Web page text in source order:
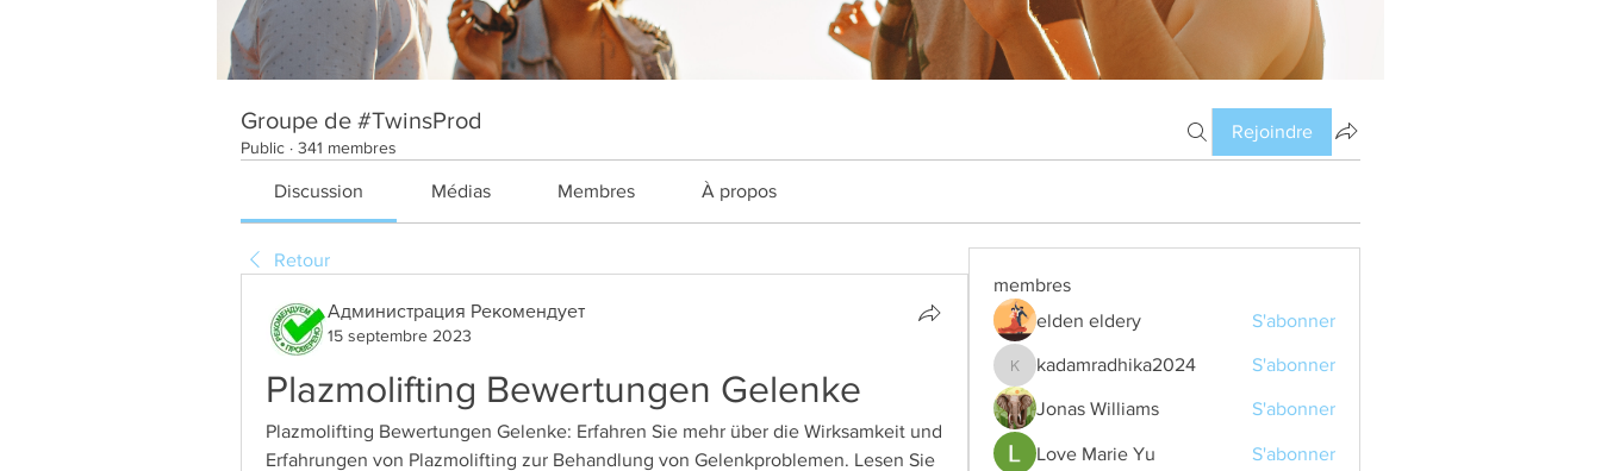
Groupe de #TwinsProd
Public · 341 membres
Rejoindre
Discussion Médias Membres À propos
Retour
Администрация Рекомендует
15 septembre 2023
Plazmolifting Bewertungen Gelenke
Plazmolifting Bewertungen Gelenke: Erfahren Sie mehr über die Wirksamkeit und
Erfahrungen von Plazmolifting zur Behandlung von Gelenkproblemen. Lesen Sie
membres
elden eldery
S'abonner
kadamradhika2024
kadamradhika2024 S'abonner
Jonas Williams S'abonner
Love Marie Yu S'abonner